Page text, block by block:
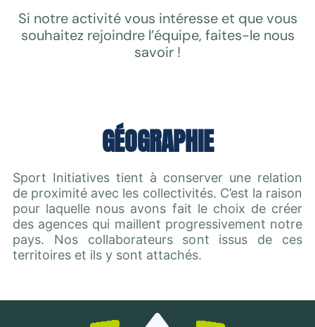
Si notre activité vous intéresse et que vous
souhaitez rejoindre l’équipe, faites-le nous
savoir !
GÉOGRAPHIE
Sport Initiatives tient à conserver une relation
de proximité avec les collectivités. C’est la raison
pour laquelle nous avons fait le choix de créer
des agences qui maillent progressivement notre
pays. Nos collaborateurs sont issus de ces
territoires et ils y sont attachés.